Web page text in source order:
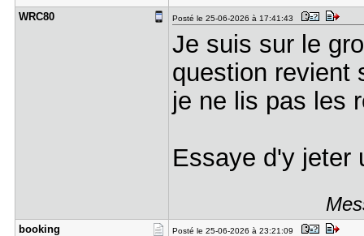
WRC80 Posté le 25-06-2026 à 17:41:43
Je suis sur le
question revient
je ne lis pas les
Essaye d'y jeter
booking Posté le 25-06-2026 à 23:21:09